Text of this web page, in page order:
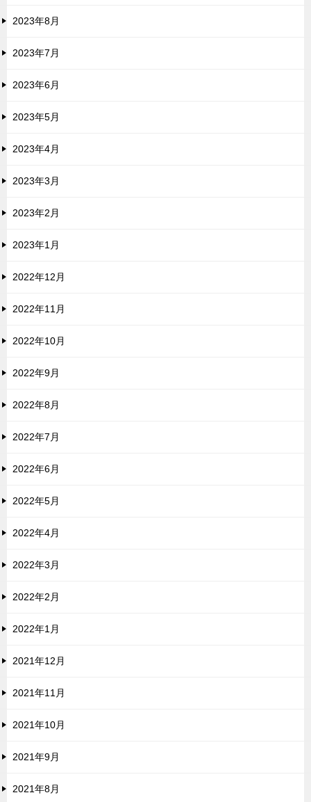
2023年8月
2023年7月
2023年6月
2023年5月
2023年4月
2023年3月
2023年2月
2023年1月
2022年12月
2022年11月
2022年10月
2022年9月
2022年8月
2022年7月
2022年6月
2022年5月
2022年4月
2022年3月
2022年2月
2022年1月
2021年12月
2021年11月
2021年10月
2021年9月
2021年8月